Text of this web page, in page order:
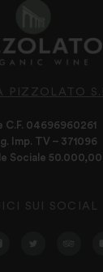
PIZZOLATO
C.F. 04696960261
Imp. TV – 371096
Sociale 50.000,00
SUI SOCIAL